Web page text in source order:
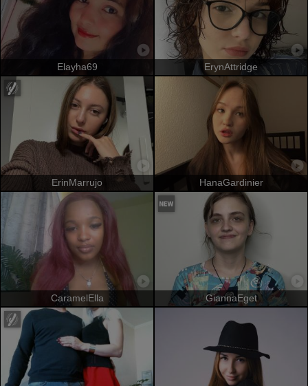
Elayha69 ErynAttridge
ErinMarrujo HanaGardinier
CaramelElla GiannaEget